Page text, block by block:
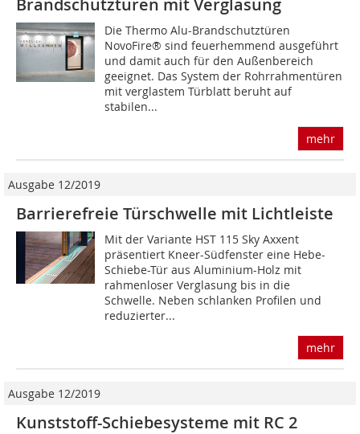
Brandschutztüren mit Verglasung
Die Thermo Alu-Brandschutztüren
NovoFire® sind feuerhemmend ausgeführt
und damit auch für den Außenbereich
geeignet. Das System der Rohrrahmentüren
mit verglastem Türblatt beruht auf
stabilen...
mehr
Ausgabe 12/2019
Barrierefreie Türschwelle mit Lichtleiste
Mit der Variante HST 115 Sky Axxent
präsentiert Kneer-Südfenster eine Hebe-
Schiebe-Tür aus Aluminium-Holz mit
rahmenloser Verglasung bis in die
Schwelle. Neben schlanken Profilen und
reduzierter...
mehr
Ausgabe 12/2019
Kunststoff-Schiebesysteme mit RC 2